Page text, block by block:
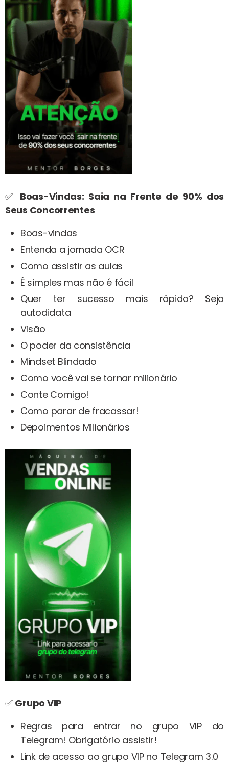
✅ Boas-Vindas: Saia na Frente de 90% dos
Seus Concorrentes
Boas-vindas
Entenda a jornada OCR
Como assistir as aulas
É simples mas não é fácil
Quer ter sucesso mais rápido? Seja
autodidata
Visão
O poder da consistência
Mindset Blindado
Como você vai se tornar milionário
Conte Comigo!
Como parar de fracassar!
Depoimentos Milionários
✅ Grupo VIP
Regras para entrar no grupo VIP do
Telegram! Obrigatório assistir!
Link de acesso ao grupo VIP no Telegram 3.0